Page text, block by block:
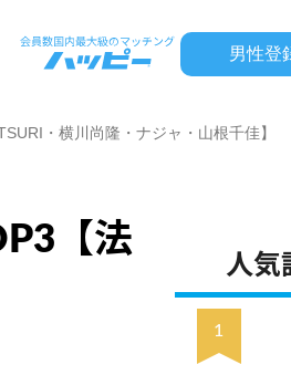
男性登
・横川尚隆・ナジャ・山根千佳】
【法
人気